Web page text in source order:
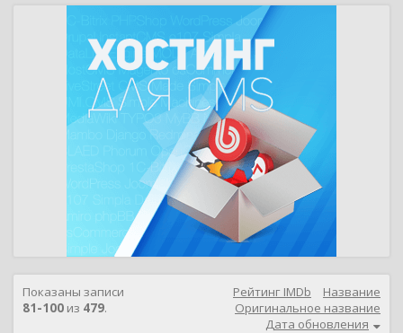
Показаны записи
81-100 из 479.
Рейтинг IMDb
Название
Оригинальное название
Дата обновления